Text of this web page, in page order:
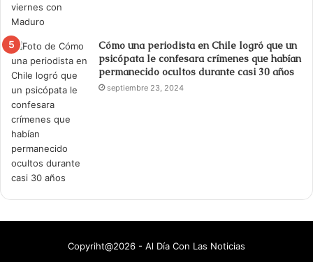
Cómo una periodista en Chile logró que un
psicópata le confesara crímenes que habían
permanecido ocultos durante casi 30 años
septiembre 23, 2024
Copyriht@2026 - Al Día Con Las Noticias